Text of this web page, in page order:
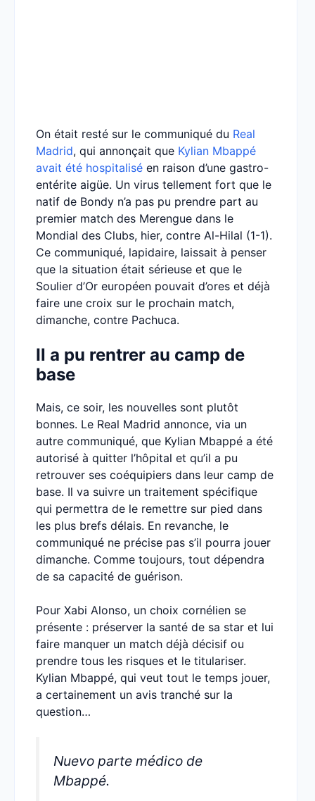
On était resté sur le communiqué du Real
Madrid, qui annonçait que Kylian Mbappé
avait été hospitalisé en raison d’une gastro-
entérite aigüe. Un virus tellement fort que le
natif de Bondy n’a pas pu prendre part au
premier match des Merengue dans le
Mondial des Clubs, hier, contre Al-Hilal (1-1).
Ce communiqué, lapidaire, laissait à penser
que la situation était sérieuse et que le
Soulier d’Or européen pouvait d’ores et déjà
faire une croix sur le prochain match,
dimanche, contre Pachuca.
Il a pu rentrer au camp de
base
Mais, ce soir, les nouvelles sont plutôt
bonnes. Le Real Madrid annonce, via un
autre communiqué, que Kylian Mbappé a été
autorisé à quitter l’hôpital et qu’il a pu
retrouver ses coéquipiers dans leur camp de
base. Il va suivre un traitement spécifique
qui permettra de le remettre sur pied dans
les plus brefs délais. En revanche, le
communiqué ne précise pas s’il pourra jouer
dimanche. Comme toujours, tout dépendra
de sa capacité de guérison.
Pour Xabi Alonso, un choix cornélien se
présente : préserver la santé de sa star et lui
faire manquer un match déjà décisif ou
prendre tous les risques et le titulariser.
Kylian Mbappé, qui veut tout le temps jouer,
a certainement un avis tranché sur la
question…
Nuevo parte médico de
Mbappé.